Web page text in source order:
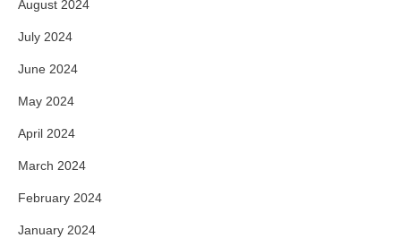
August 2024
July 2024
June 2024
May 2024
April 2024
March 2024
February 2024
January 2024